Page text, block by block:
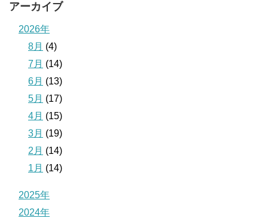
アーカイブ
2026年
8月 (4)
7月 (14)
6月 (13)
5月 (17)
4月 (15)
3月 (19)
2月 (14)
1月 (14)
2025年
2024年